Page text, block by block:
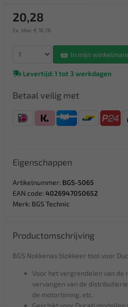
20,28
Ex. btw: € 16,76
In mijn
Levertijd: 1 tot 3 werkdagen
Betaal veilig met
Eigenschappen
Artikelnummer: BGS-5065
EAN code: 4026947050652
Merk: BGS Technic
Productomschrijving
BGS Nokkenas blokkeer tool voor
Voor het vergrendelen van de
vervangen van de
de motortiming, etc.
Geschikt voor Ducati modellen